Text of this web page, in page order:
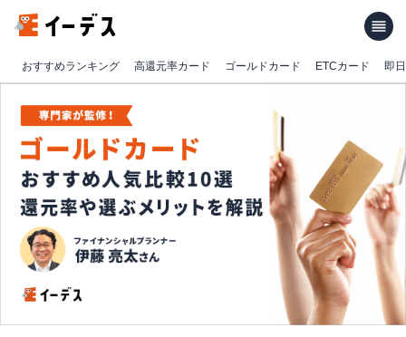
おすすめランキング 高還元率カード ゴールドカード ETCカード 即